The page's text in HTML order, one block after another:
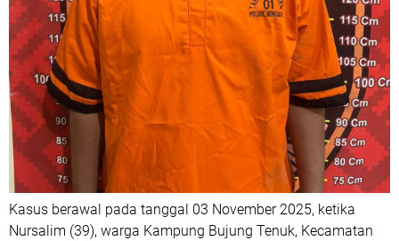
Kasus berawal pada tanggal 03 November 2025, ketika
Nursalim (39), warga Kampung Bujung Tenuk, Kecamatan